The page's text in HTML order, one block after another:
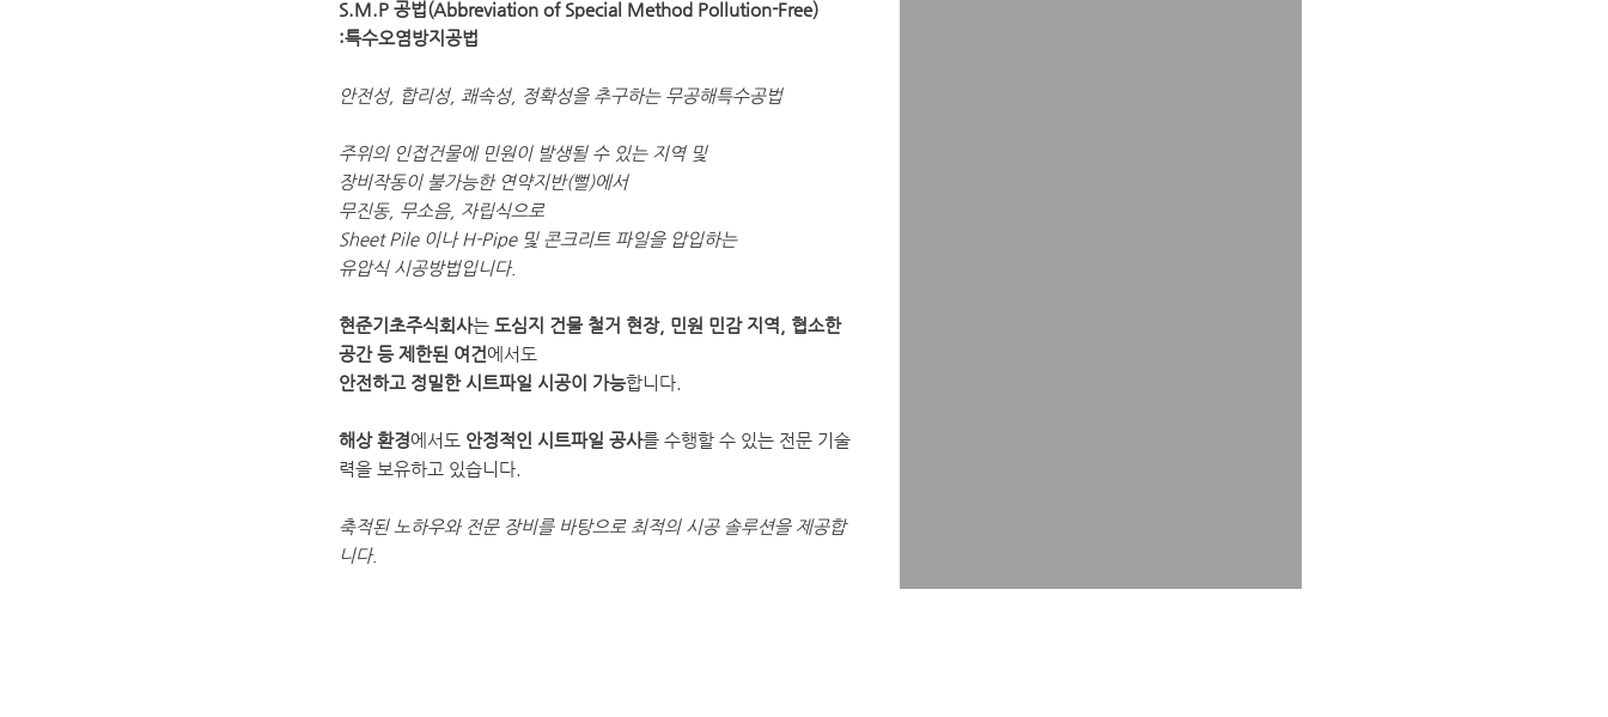
S.M.P 공법(Abbreviation of Special Method Pollution-Free)
:특수오염방지공법
안전성, 합리성, 쾌속성, 정확성을 추구하는 무공해특수공법
주위의 인접건물에 민원이 발생될 수 있는 지역 및
장비작동이 불가능한 연약지반(뻘)에서
무진동, 무소음, 자립식으로
Sheet Pile 이나 H-Pipe 및 콘크리트 파일을 압입하는
유압식 시공방법입니다.
현준기초주식회사는 도심지 건물 철거 현장, 민원 민감 지역, 협소한
공간 등 제한된 여건 에서도
안전하고 정밀한 시트파일 시공이 가능합니다.
해상 환경에서도 안정적인 시트파일 공사를 수행할 수 있는 전문 기술
력을 보유하고 있습니다.
축적된 노하우와 전문 장비를 바탕으로 최적의 시공 솔루션을 제공합
니다.